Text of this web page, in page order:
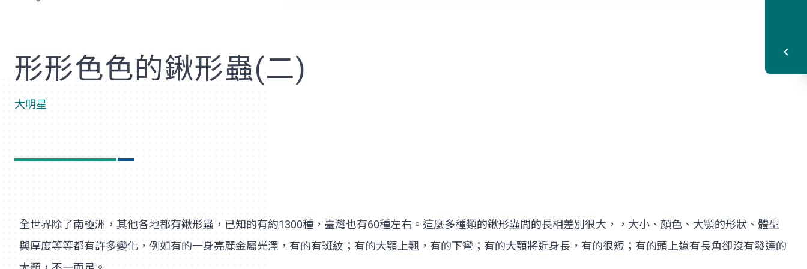
形形色色的鍬形蟲(二)
大明星
全世界除了南極洲，其他各地都有鍬形蟲，已知的有約1300種，臺灣也有60種左右。這麼多種類的鍬形蟲間的長相差別很大，，大小、顏色、大顎的形狀、體型
與厚度等等都有許多變化，例如有的一身亮麗金屬光澤，有的有斑紋；有的大顎上翹，有的下彎；有的大顎將近身長，有的很短；有的頭上還有長角卻沒有發達的